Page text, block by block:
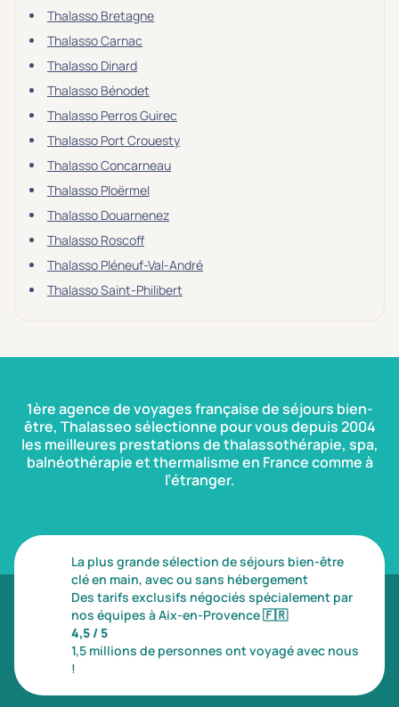
Thalasso Bretagne
Thalasso Carnac
Thalasso Dinard
Thalasso Bénodet
Thalasso Perros Guirec
Thalasso Port Crouesty
Thalasso Concarneau
Thalasso Ploërmel
Thalasso Douarnenez
Thalasso Roscoff
Thalasso Pléneuf-Val-André
Thalasso Saint-Philibert
1ère agence de voyages française de séjours bien-
être, Thalasseo sélectionne pour vous depuis 2004
les meilleures prestations de thalassothérapie, spa,
balnéothérapie et thermalisme en France comme à
l’étranger.
La plus grande sélection de séjours bien-être
clé en main, avec ou sans hébergement
Des tarifs exclusifs négociés spécialement par
nos équipes à Aix-en-Provence🇫🇷
4,5 / 5
1,5 millions de personnes ont voyagé avec nous
!